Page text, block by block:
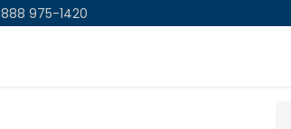
888 975-1420